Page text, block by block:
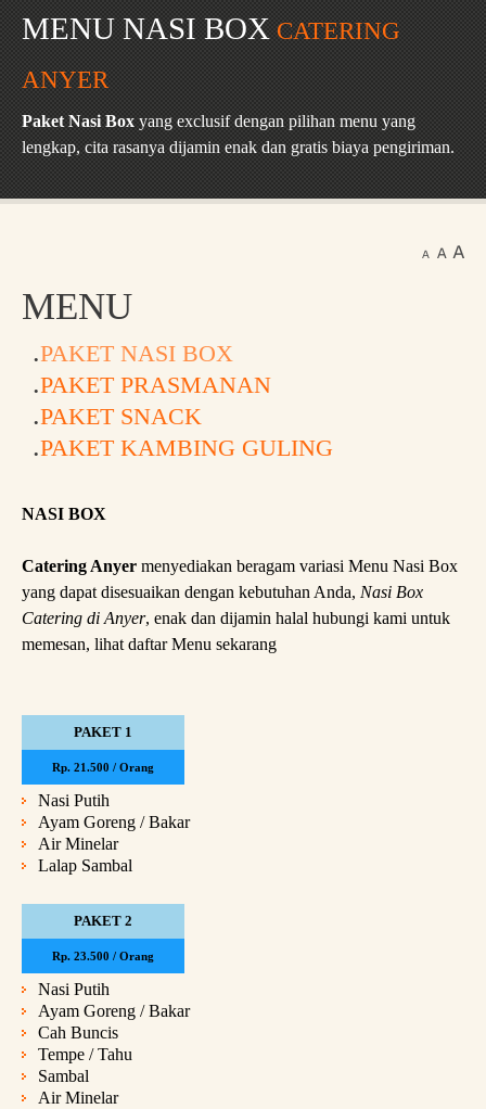
MENU NASI BOX CATERING
ANYER
Paket Nasi Box yang exclusif dengan pilihan menu yang
lengkap, cita rasanya dijamin enak dan gratis biaya pengiriman.
MENU
PAKET NASI BOX
PAKET PRASMANAN
PAKET SNACK
PAKET KAMBING GULING
NASI BOX
Catering Anyer menyediakan beragam variasi Menu Nasi Box
yang dapat disesuaikan dengan kebutuhan Anda, Nasi Box
Catering di Anyer, enak dan dijamin halal hubungi kami untuk
memesan, lihat daftar Menu sekarang
PAKET 1
Rp. 21.500 / Orang
Nasi Putih
Ayam Goreng / Bakar
Air Minelar
Lalap Sambal
PAKET 2
Rp. 23.500 / Orang
Nasi Putih
Ayam Goreng / Bakar
Cah Buncis
Tempe / Tahu
Sambal
Air Minelar